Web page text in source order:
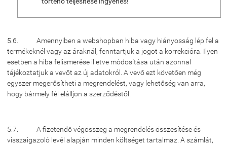
5.6. Amennyiben a webshopban hiba vagy hiányosság lép fel a
termékeknél vagy az áraknál, fenntartjuk a jogot a korrekcióra. Ilyen
esetben a hiba felismerése illetve módosítása után azonnal
tájékoztatjuk a vevőt az új adatokról. A vevő ezt követően még
egyszer megerősítheti a megrendelést, vagy lehetőség van arra,
hogy bármely fél elálljon a szerződéstől.
5.7. A fizetendő végösszeg a megrendelés összesítése és
visszaigazoló levél alapján minden költséget tartalmaz. A számlát,